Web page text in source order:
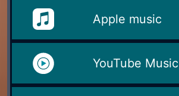
Apple music
YouTube Music